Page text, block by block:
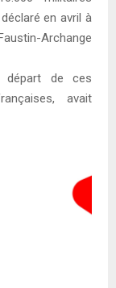
en avril à
Archange
départ de ces
avait